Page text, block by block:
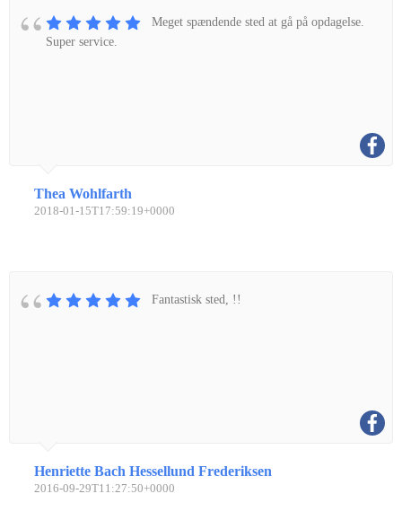
Meget spændende sted at gå på opdagelse.
Super service.
Thea Wohlfarth
2018-01-15T17:59:19+0000
Fantastisk sted, !!
Henriette Bach Hessellund Frederiksen
2016-09-29T11:27:50+0000